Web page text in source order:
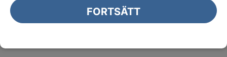
FORTSÄTT
lungsjukdom (KOL). Vid akut KOL-exacerbation och för
handläggning vid arbetsrelaterad KOL hänvisas till